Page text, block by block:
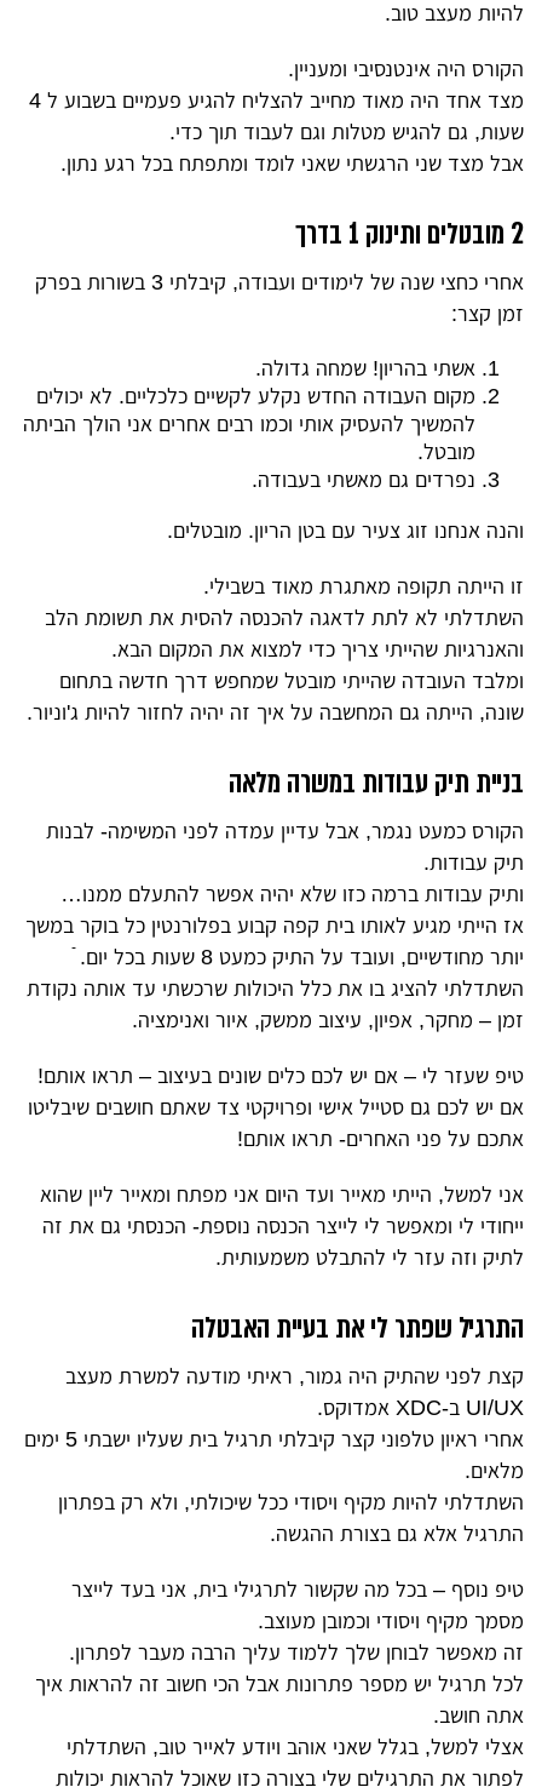
להיות מעצב טוב.
הקורס היה אינטנסיבי ומעניין.
מצד אחד היה מאוד מחייב להצליח להגיע פעמיים בשבוע ל 4
שעות, גם להגיש מטלות וגם לעבוד תוך כדי.
אבל מצד שני הרגשתי שאני לומד ומתפתח בכל רגע נתון.
2 מובטלים ותינוק 1 בדרך
אחרי כחצי שנה של לימודים ועבודה, קיבלתי 3 בשורות בפרק
זמן קצר:
אשתי בהריון! שמחה גדולה.
מקום העבודה החדש נקלע לקשיים כלכליים. לא יכולים
להמשיך להעסיק אותי וכמו רבים אחרים אני הולך הביתה
מובטל.
נפרדים גם מאשתי בעבודה.
והנה אנחנו זוג צעיר עם בטן הריון. מובטלים.
זו הייתה תקופה מאתגרת מאוד בשבילי.
השתדלתי לא לתת לדאגה להכנסה להסית את תשומת הלב
והאנרגיות שהייתי צריך כדי למצוא את המקום הבא.
ומלבד העובדה שהייתי מובטל שמחפש דרך חדשה בתחום
שונה, הייתה גם המחשבה על איך זה יהיה לחזור להיות ג'וניור.
בניית תיק עבודות במשרה מלאה
הקורס כמעט נגמר, אבל עדיין עמדה לפני המשימה- לבנות
תיק עבודות.
ותיק עבודות ברמה כזו שלא יהיה אפשר להתעלם ממנו…
אז הייתי מגיע לאותו בית קפה קבוע בפלורנטין כל בוקר במשך
יותר מחודשיים, ועובד על התיק כמעט 8 שעות בכל יום. ֿ
השתדלתי להציג בו את כלל היכולות שרכשתי עד אותה נקודת
זמן – מחקר, אפיון, עיצוב ממשק, איור ואנימציה.
טיפ שעזר לי – אם יש לכם כלים שונים בעיצוב – תראו אותם!
אם יש לכם גם סטייל אישי ופרויקטי צד שאתם חושבים שיבליטו
אתכם על פני האחרים- תראו אותם!
אני למשל, הייתי מאייר ועד היום אני מפתח ומאייר ליין שהוא
ייחודי לי ומאפשר לי לייצר הכנסה נוספת- הכנסתי גם את זה
לתיק וזה עזר לי להתבלט משמעותית.
התרגיל שפתר לי את בעיית האבטלה
קצת לפני שהתיק היה גמור, ראיתי מודעה למשרת מעצב
UI/UX ב-XDC אמדוקס.
אחרי ראיון טלפוני קצר קיבלתי תרגיל בית שעליו ישבתי 5 ימים
מלאים.
השתדלתי להיות מקיף ויסודי ככל שיכולתי, ולא רק בפתרון
התרגיל אלא גם בצורת ההגשה.
טיפ נוסף – בכל מה שקשור לתרגילי בית, אני בעד לייצר
מסמך מקיף ויסודי וכמובן מעוצב.
זה מאפשר לבוחן שלך ללמוד עליך הרבה מעבר לפתרון.
לכל תרגיל יש מספר פתרונות אבל הכי חשוב זה להראות איך
אתה חושב.
אצלי למשל, בגלל שאני אוהב ויודע לאייר טוב, השתדלתי
לפתור את התרגילים שלי בצורה כזו שאוכל להראות יכולות